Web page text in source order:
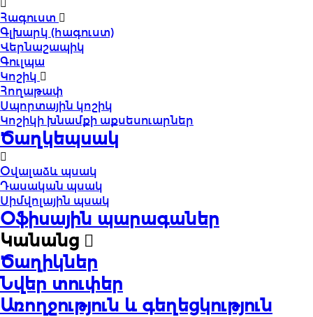
Հագուստ
Գլխարկ (հագուստ)
Վերնաշապիկ
Գուլպա
Կոշիկ
Հողաթափ
Սպորտային կոշիկ
Կոշիկի խնամքի աքսեսուարներ
Ծաղկեպսակ
Օվալաձև պսակ
Դասական պսակ
Սիմվոլային պսակ
Օֆիսային պարագաներ
Կանանց
Ծաղիկներ
Նվեր տուփեր
Առողջություն և գեղեցկություն